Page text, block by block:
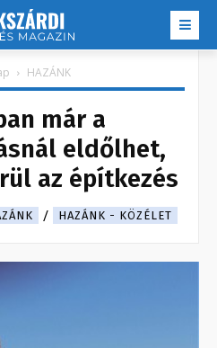
HAZÁNK
már a
eldőlhet,
az építkezés
HAZÁNK - KÖZÉLET